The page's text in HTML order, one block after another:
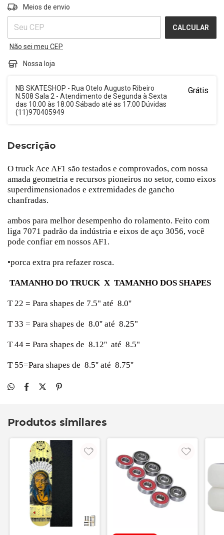
Entregas para o CEP:
Meios de envio
CALCULAR
Não sei meu CEP
Nossa loja
NB SKATESHOP - Rua Otelo Augusto Ribeiro
N.508 Sala 2 - Atendimento de Segunda à Sexta
das 10:00 às 18:00 Sábado até as 17:00 Dúvidas
(11)970405949
Grátis
Descrição
O truck Ace AF1 são testados e comprovados, com nossa
amada geometria e recursos pioneiros no setor, como eixos
superdimensionados e extremidades de gancho
chanfradas.
ambos para melhor desempenho do rolamento. Feito com
liga 7071 padrão da indústria e eixos de aço 3056, você
pode confiar em nossos AF1.
•porca extra pra refazer rosca.
TAMANHO DO TRUCK X TAMANHO DOS SHAPES
T 22 = Para shapes de 7.5" até 8.0''
T 33 = Para shapes de 8.0'' até 8.25"
T 44 = Para shapes de 8.12'' até 8.5"
T 55=Para shapes de 8.5'' até 8.75''
Produtos similares